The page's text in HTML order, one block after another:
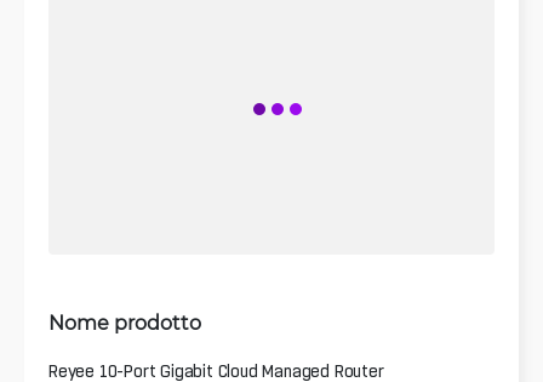
Nome prodotto
Reyee 10-Port Gigabit Cloud Managed Router